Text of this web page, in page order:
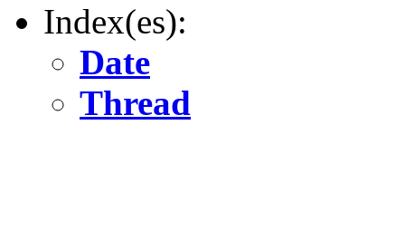
Index(es):
Date
Thread